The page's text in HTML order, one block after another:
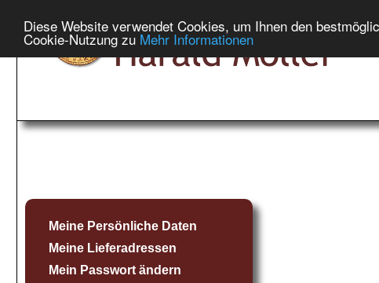
Diese Website verwendet Cookies, um Ihnen den
Cookie-Nutzung zu Mehr Informationen
Meine Persönliche Daten
Meine Lieferadressen
Mein Passwort ändern